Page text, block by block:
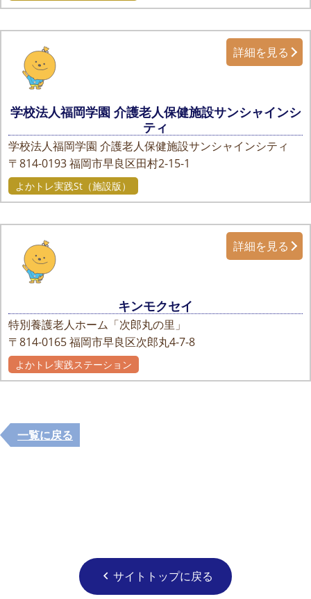
学校法人福岡学園 介護老人保健施設サンシャインシ
ティ
学校法人福岡学園 介護老人保健施設サンシャインシティ
〒814-0193福岡市早良区田村2-15-1
詳細を見る
よかトレ実践St（施設版）
キンモクセイ
特別養護老人ホーム「次郎丸の里」
〒814-0165福岡市早良区次郎丸4-7-8
詳細を見る
よかトレ実践ステーション
一覧に戻る
chevron_left サイトトップに戻る